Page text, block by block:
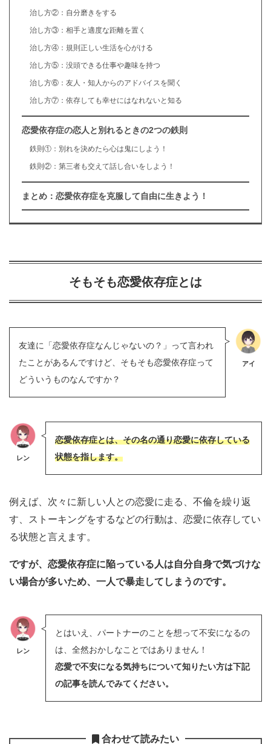
治し方②：自分磨きをする
治し方③：相手と適度な距離を置く
治し方④：規則正しい生活を心がける
治し方⑤：没頭できる仕事や趣味を持つ
治し方⑥：友人・知人からのアドバイスを聞く
治し方⑦：依存しても幸せにはなれないと知る
恋愛依存症の恋人と別れるときの2つの鉄則
鉄則①：別れを決めたら心は鬼にしよう！
鉄則②：第三者も交えて話し合いをしよう！
まとめ：恋愛依存症を克服して自由に生きよう！
そもそも恋愛依存症とは
友達に「恋愛依存症なんじゃないの？」って言われ
たことがあるんですけど、そもそも恋愛依存症って
どういうものなんですか？
アイ
レン
恋愛依存症とは、その名の通り恋愛に依存している
状態を指します。
例えば、次々に新しい人との恋愛に走る、不倫を繰り返
す、ストーキングをするなどの行動は、恋愛に依存してい
る状態と言えます。
ですが、恋愛依存症に陥っている人は自分自身で気づけな
い場合が多いため、一人で暴走してしまうのです。
レン
とはいえ、パートナーのことを想って不安になるの
は、全然おかしなことではありません！
恋愛で不安になる気持ちについて知りたい方は下記
の記事を読んでみてください。
合わせて読みたい